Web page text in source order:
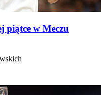
piątce w Meczu